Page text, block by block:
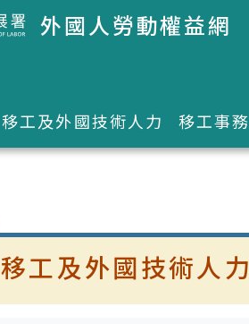
外國人勞動權益網
移工及外國技術人力 移工事務
移工及外國技術人力